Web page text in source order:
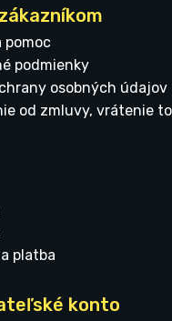
pomoc
podmienky
osobných údajov
od zmluvy, vrátenie
platba
konto